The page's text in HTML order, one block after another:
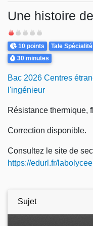
Une histoire
Difficulté
Points
10 points Theme
Tale
Durée
30 minutes
Bac 2026 Centres
l'ingénieur
Résistance thermique,
Correction disponible.
Consultez le site de
https://edurl.fr/
Sujet